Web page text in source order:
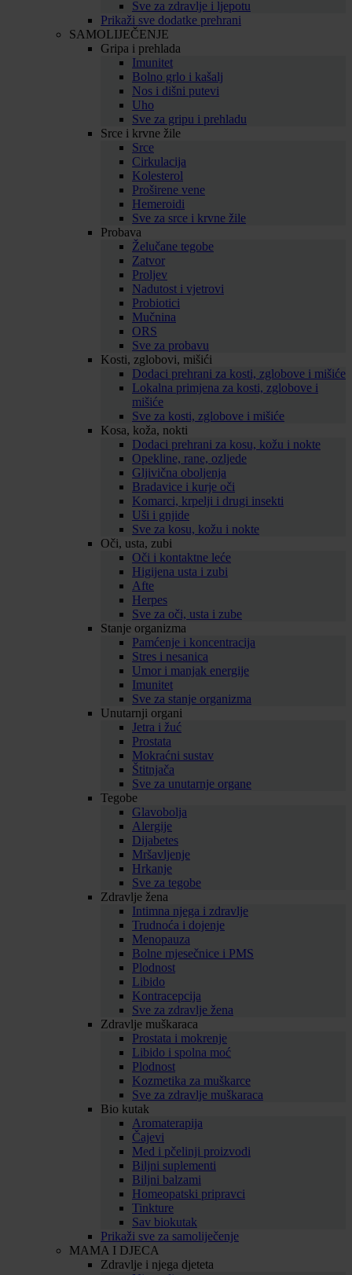
Sve za zdravlje i ljepotu
Prikaži sve dodatke prehrani
SAMOLIJEČENJE
Gripa i prehlada
Imunitet
Bolno grlo i kašalj
Nos i dišni putevi
Uho
Sve za gripu i prehladu
Srce i krvne žile
Srce
Cirkulacija
Kolesterol
Proširene vene
Hemeroidi
Sve za srce i krvne žile
Probava
Želučane tegobe
Zatvor
Proljev
Nadutost i vjetrovi
Probiotici
Mučnina
ORS
Sve za probavu
Kosti, zglobovi, mišići
Dodaci prehrani za kosti, zglobove i mišiće
Lokalna primjena za kosti, zglobove i
mišiće
Sve za kosti, zglobove i mišiće
Kosa, koža, nokti
Dodaci prehrani za kosu, kožu i nokte
Opekline, rane, ozljede
Gljivična oboljenja
Bradavice i kurje oči
Komarci, krpelji i drugi insekti
Uši i gnjide
Sve za kosu, kožu i nokte
Oči, usta, zubi
Oči i kontaktne leće
Higijena usta i zubi
Afte
Herpes
Sve za oči, usta i zube
Stanje organizma
Pamćenje i koncentracija
Stres i nesanica
Umor i manjak energije
Imunitet
Sve za stanje organizma
Unutarnji organi
Jetra i žuć
Prostata
Mokraćni sustav
Štitnjača
Sve za unutarnje organe
Tegobe
Glavobolja
Alergije
Dijabetes
Mršavljenje
Hrkanje
Sve za tegobe
Zdravlje žena
Intimna njega i zdravlje
Trudnoća i dojenje
Menopauza
Bolne mjesečnice i PMS
Plodnost
Libido
Kontracepcija
Sve za zdravlje žena
Zdravlje muškaraca
Prostata i mokrenje
Libido i spolna moć
Plodnost
Kozmetika za muškarce
Sve za zdravlje muškaraca
Bio kutak
Aromaterapija
Čajevi
Med i pčelinji proizvodi
Biljni suplementi
Biljni balzami
Homeopatski pripravci
Tinkture
Sav biokutak
Prikaži sve za samoliječenje
MAMA I DJECA
Zdravlje i njega djeteta